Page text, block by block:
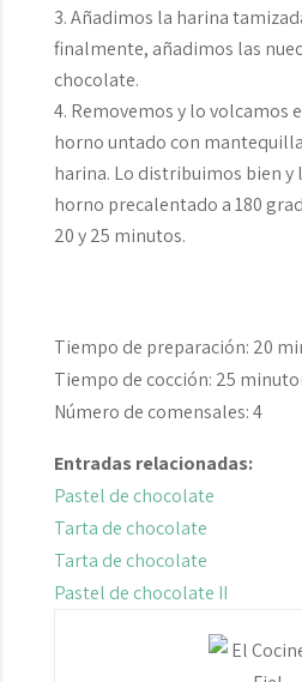
Añadimos la harina
finalmente, añadimos las
chocolate.
Removemos y lo volcamos
horno untado con
harina. Lo distribuimos bien y
horno precalentado a 180
20 y 25 minutos.
Tiempo de preparación: 20
Tiempo de cocción: 25
Número de comensales:4
Entradas relacionadas:
Pastel de chocolate
Tarta de chocolate
Tarta de chocolate
Pastel de chocolate II